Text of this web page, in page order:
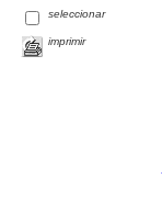
seleccionar
imprimir